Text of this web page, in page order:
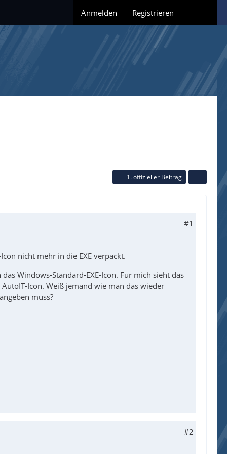
Anmelden Registrieren
1. offizieller Beitrag
#1
nicht mehr in die EXE verpackt.
Windows-Standard-EXE-Icon. Für mich sieht das
Icon. Weiß jemand wie man das wieder
muss?
#2